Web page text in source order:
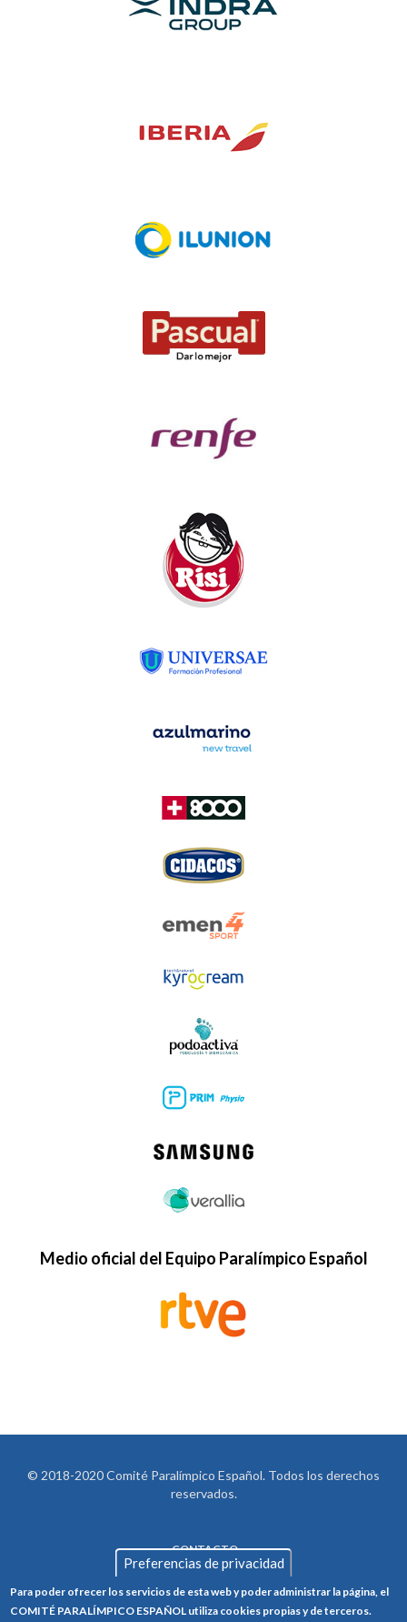
Medio oficial del Equipo Paralímpico Español
© 2018-2020 Comité Paralímpico Español. Todos los derechos
reservados.
FOOTER
CONTACTO
POLÍTICA DE PRIVACIDAD
Preferencias de privacidad
Para poder ofrecer los servicios de esta web y poder administrar la página, el
COMITÉ PARALÍMPICO ESPAÑOL utiliza cookies propias y de terceros.